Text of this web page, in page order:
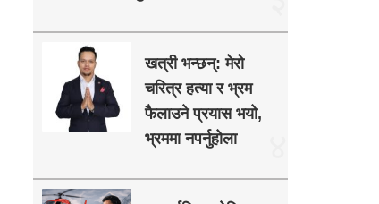
खत्री भन्छन्: मेरो
चरित्र हत्या र भ्रम
फैलाउने प्रयास भयो,
भ्रममा नपर्नुहोला